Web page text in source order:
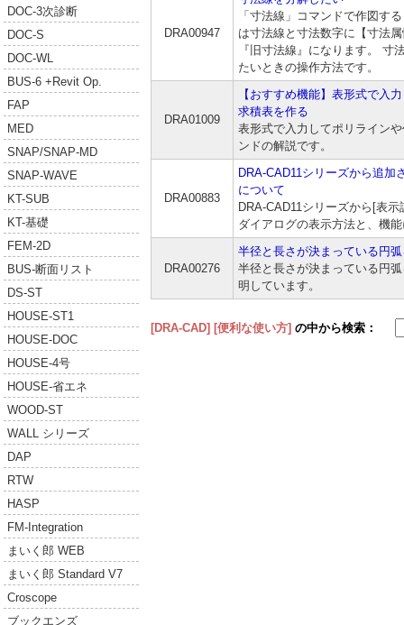
DOC-3次診断
DOC-S
DOC-WL
BUS-6 +Revit Op.
FAP
MED
SNAP/SNAP-MD
SNAP-WAVE
KT-SUB
KT-基礎
FEM-2D
BUS-断面リスト
DS-ST
HOUSE-ST1
HOUSE-DOC
HOUSE-4号
HOUSE-省エネ
WOOD-ST
WALL シリーズ
DAP
RTW
HASP
FM-Integration
まいく郎 WEB
まいく郎 Standard V7
Croscope
ブックエンズ
DRA00947
「寸法線」コマンドで作図す
は寸法線と寸法数字に【寸法
『旧寸法線』になります。 寸
たいときの操作方法です。
DRA01009
【おすすめ機能】表形式で入
求積表を作る
表形式で入力してポリライン
ンドの解説です。
DRA00883
DRA-CAD11シリーズから追加
について
DRA-CAD11シリーズから[表
ダイアログの表示方法と、機
DRA00276
半径と長さが決まっている円
半径と長さが決まっている円
明しています。
[DRA-CAD] [便利な使い方] の中から検索：